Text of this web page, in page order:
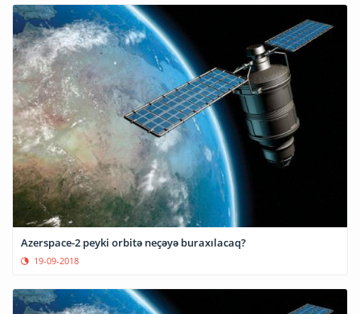
Azerspace-2 peyki orbitə neçəyə buraxılacaq?
19-09-2018